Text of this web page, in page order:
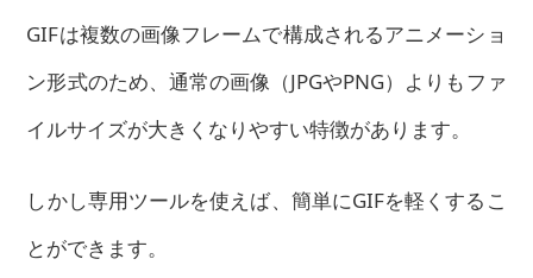
GIFは複数の画像フレームで構成されるアニメーショ
ン形式のため、通常の画像（JPGやPNG）よりもファ
イルサイズが大きくなりやすい特徴があります。
しかし専用ツールを使えば、簡単にGIFを軽くするこ
とができます。